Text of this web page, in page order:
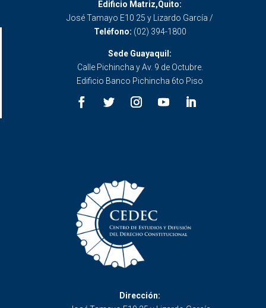
Edificio Matriz,Quito:
José Tamayo E10 25 y Lizardo García /
Teléfono: (02) 394-1800
Sede Guayaquil:
Calle Pichincha y Av. 9 de Octubre.
Edificio Banco Pichincha 6to Piso
Dirección: